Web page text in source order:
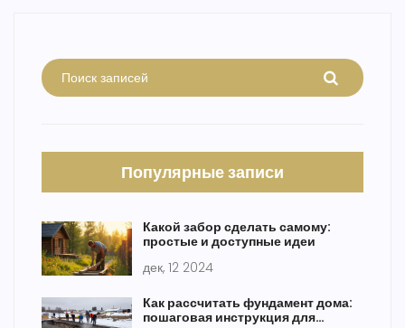
Популярные записи
Какой забор сделать самому:
простые и доступные идеи
дек, 12 2024
Как рассчитать фундамент дома:
пошаговая инструкция для